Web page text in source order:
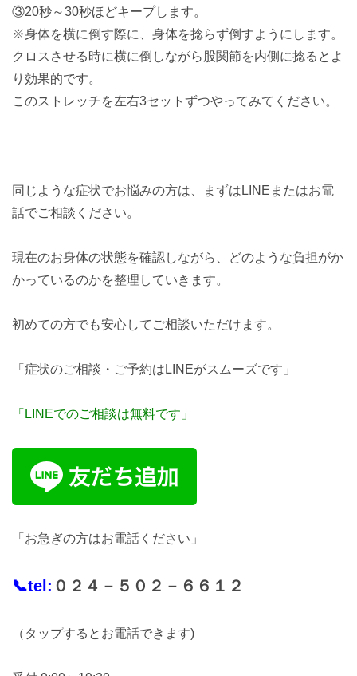
③20秒～30秒ほどキープします。
※身体を横に倒す際に、身体を捻らず倒すようにします。
クロスさせる時に横に倒しながら股関節を内側に捻るとよ
り効果的です。
このストレッチを左右3セットずつやってみてください。
同じような症状でお悩みの方は、まずはLINEまたはお電
話でご相談ください。
現在のお身体の状態を確認しながら、どのような負担がか
かっているのかを整理していきます。
初めての方でも安心してご相談いただけます。
「症状のご相談・ご予約はLINEがスムーズです」
「LINEでのご相談は無料です」
「お急ぎの方はお電話ください」
📞tel: ０２４－５０２－６６１２
（タップするとお電話できます)